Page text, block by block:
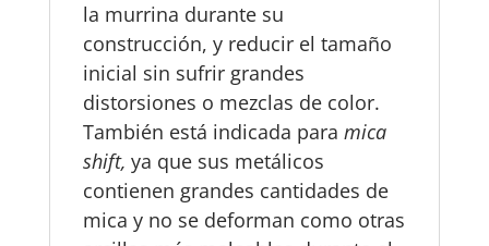
la murrina durante su
construcción, y reducir el tamaño
inicial sin sufrir grandes
distorsiones o mezclas de color.
También está indicada para mica
shift, ya que sus metálicos
contienen grandes cantidades de
mica y no se deforman como otras